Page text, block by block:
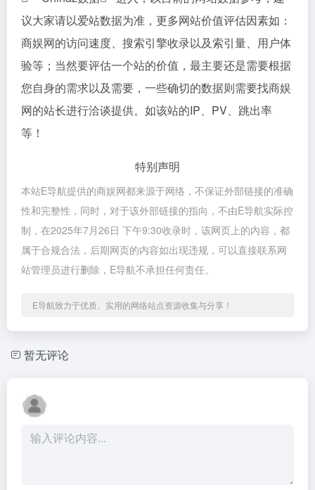
议大家请以爱站数据为准，更多网站价值评估因素如：
商娱网的访问速度、搜索引擎收录以及索引量、用户体
验等；当然要评估一个站的价值，最主要还是需要根据
您自身的需求以及需要，一些确切的数据则需要找商娱
网的站长进行洽谈提供。如该站的IP、PV、跳出率
等！
特别声明
本站E导航提供的商娱网都来源于网络，不保证外部链接的准确
性和完整性，同时，对于该外部链接的指向，不由E导航实际控
制，在2025年7月26日 下午9:30收录时，该网页上的内容，都
属于合规合法，后期网页的内容如出现违规，可以直接联系网
站管理员进行删除，E导航不承担任何责任。
E导航致力于优质、实用的网络站点资源收集与分享！
暂无评论